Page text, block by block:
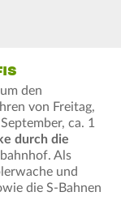
den
von Freitag,
ca. 1
durch die
Als
und
die S-Bahnen